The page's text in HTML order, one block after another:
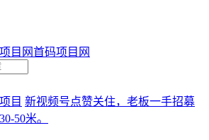
首码项目网
目 新视频号点赞关住，老板一手招募
50米。